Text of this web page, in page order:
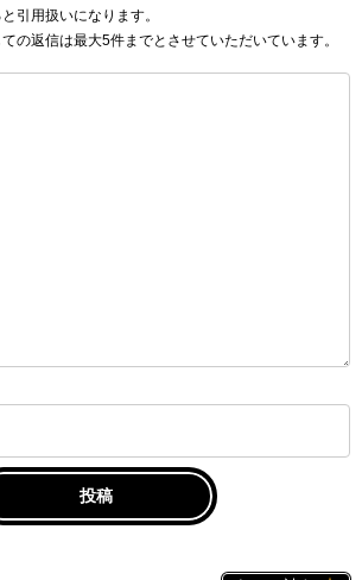
引用扱いになります。
の返信は最大5件までとさせていただいています。